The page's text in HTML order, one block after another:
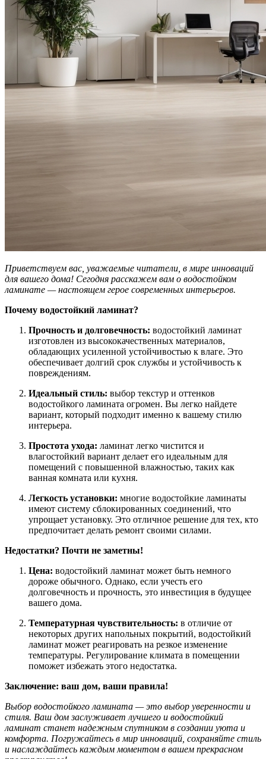
Приветствуем вас, уважаемые читатели, в мире инноваций
для вашего дома! Сегодня расскажем вам о водостойком
ламинате — настоящем герое современных интерьеров.
Почему водостойкий ламинат?
Прочность и долговечность: водостойкий ламинат
изготовлен из высококачественных материалов,
обладающих усиленной устойчивостью к влаге. Это
обеспечивает долгий срок службы и устойчивость к
повреждениям.
Идеальный стиль: выбор текстур и оттенков
водостойкого ламината огромен. Вы легко найдете
вариант, который подходит именно к вашему стилю
интерьера.
Простота ухода: ламинат легко чистится и
влагостойкий вариант делает его идеальным для
помещений с повышенной влажностью, таких как
ванная комната или кухня.
Легкость установки: многие водостойкие ламинаты
имеют систему сблокированных соединений, что
упрощает установку. Это отличное решение для тех, кто
предпочитает делать ремонт своими силами.
Недостатки? Почти не заметны!
Цена: водостойкий ламинат может быть немного
дороже обычного. Однако, если учесть его
долговечность и прочность, это инвестиция в будущее
вашего дома.
Температурная чувствительность: в отличие от
некоторых других напольных покрытий, водостойкий
ламинат может реагировать на резкое изменение
температуры. Регулирование климата в помещении
поможет избежать этого недостатка.
Заключение: ваш дом, ваши правила!
Выбор водостойкого ламината — это выбор уверенности и
стиля. Ваш дом заслуживает лучшего и водостойкий
ламинат станет надежным спутником в создании уюта и
комфорта. Погружайтесь в мир инноваций, сохраняйте стиль
и наслаждайтесь каждым моментом в вашем прекрасном